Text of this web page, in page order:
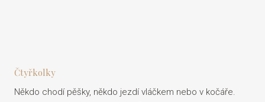
Čtyřkolky
Někdo chodí pěšky, někdo jezdí vláčkem nebo v kočáře.